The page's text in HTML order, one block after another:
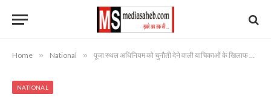
Home » National » पूजा स्थल अधिनियम को चुनौती देने वाली याचिकाओं के खिलाफ जमीयत पहुंची Supreme Court
NATIONAL